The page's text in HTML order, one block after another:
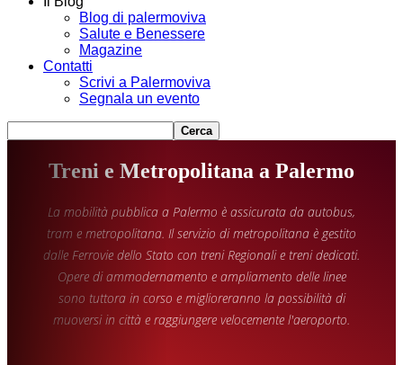
Blog di palermoviva
Salute e Benessere
Magazine
Contatti
Scrivi a Palermoviva
Segnala un evento
Treni e Metropolitana a Palermo
La mobilità pubblica a Palermo è assicurata da autobus,
tram e metropolitana. Il servizio di metropolitana è gestito
dalle Ferrovie dello Stato con treni Regionali e treni dedicati.
Opere di ammodernamento e ampliamento delle linee
sono tuttora in corso e miglioreranno la possibilità di
muoversi in città e raggiungere velocemente l'aeroporto.